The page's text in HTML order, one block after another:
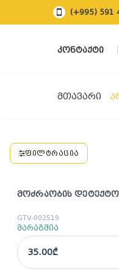
(+995) 591
ᲙᲝᲜᲢᲐᲥᲢᲘ
ᲛᲗᲐᲕᲐᲠᲘ
ᲤᲘᲚᲢᲠᲐᲪᲘᲐ
ᲛᲝᲫᲠᲐᲝᲑᲘᲡ
GTV-002519
მარაგშია
35.00₾